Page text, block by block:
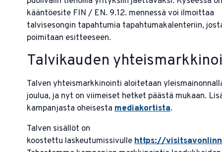
kääntöesite FIN / EN. 9.12. mennessä voi ilmoittaa
talvisesongin tapahtumia tapahtumakalenteriin,
poimitaan esitteeseen.
Talvikauden
Talven yhteismarkkinointi aloitetaan
joulua, ja nyt on viimeiset hetket päästä mukaan.
kampanjasta oheisesta mediakortista.
Talven sisällöt on
koostettu laskeutumissivullehttps://